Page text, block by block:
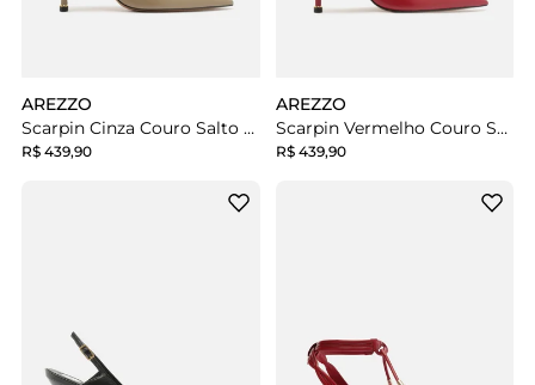
AREZZO
Scarpin Cinza Couro Salto Fino Slingback
R$ 439,90
AREZZO
Scarpin Vermelho Couro Salto Fino Slingback
R$ 439,90